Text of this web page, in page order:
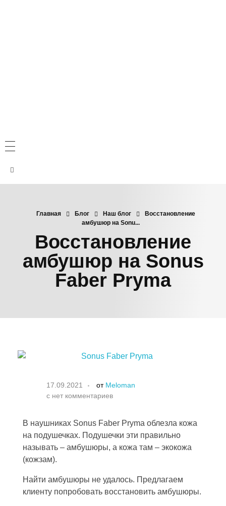
Главная Блог Наш блог
Восстановление
амбушюр на Sonu...
Восстановление
амбушюр на Sonus
Faber Pryma
17.09.2021 от Meloman
с нет комментариев
В наушниках Sonus Faber Pryma облезла кожа
на подушечках. Подушечки эти правильно
называть – амбушюры, а кожа там – экокожа
(кожзам).
Найти амбушюры не удалось. Предлагаем
клиенту попробовать восстановить амбушюры.